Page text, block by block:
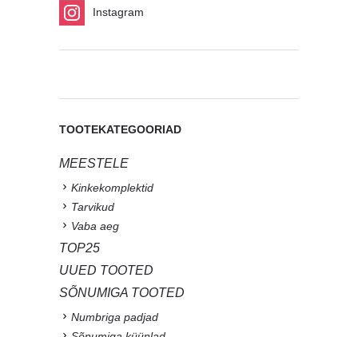
Instagram
TOOTEKATEGOORIAD
MEESTELE
Kinkekomplektid
Tarvikud
Vaba aeg
TOP25
UUED TOOTED
SÕNUMIGA TOOTED
Numbriga padjad